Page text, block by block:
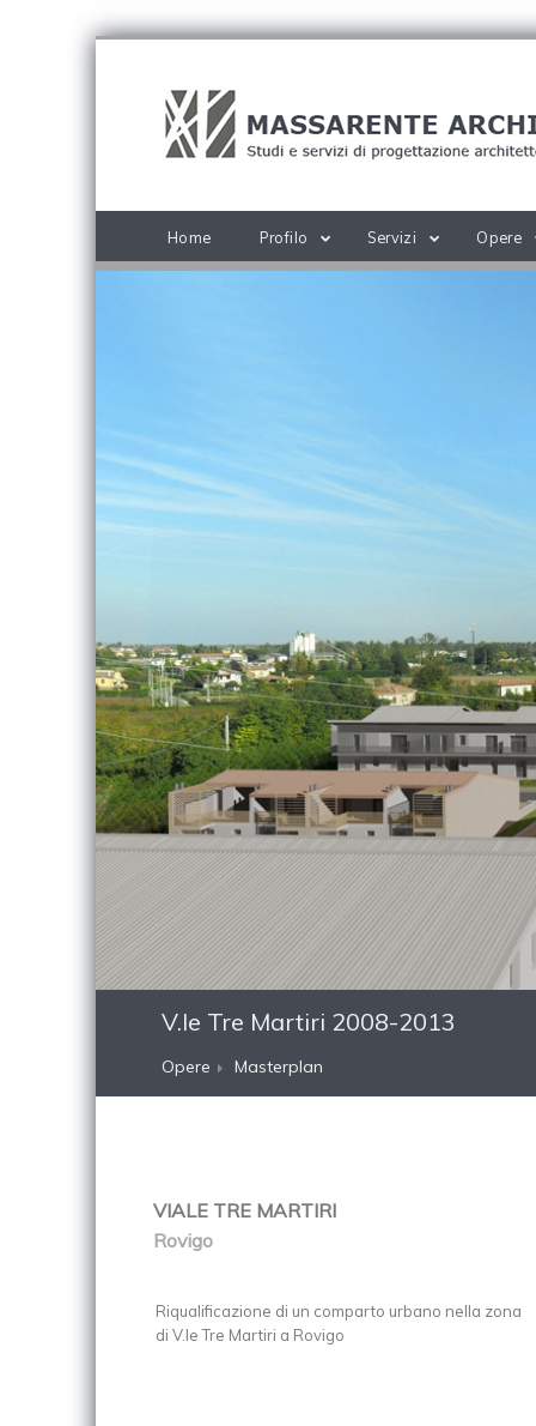
Home Profilo Servizi Opere
V.le Tre Martiri 2008-2013
Opere Masterplan
VIALE TRE MARTIRI
Rovigo
Riqualificazione di un comparto urbano nella zona
di V.le Tre Martiri a Rovigo